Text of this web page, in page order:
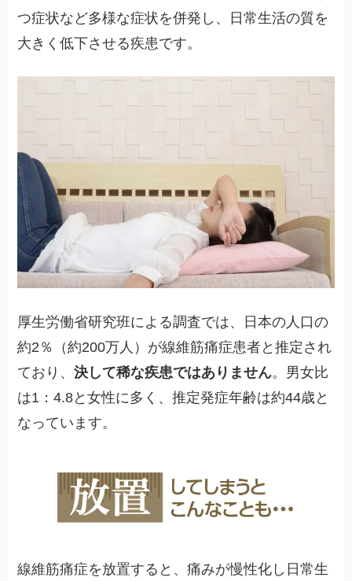
つ症状など多様な症状を併発し、日常生活の質を
大きく低下させる疾患です。
厚生労働省研究班による調査では、日本の人口の
約2％（約200万人）が線維筋痛症患者と推定され
ており、決して稀な疾患ではありません。男女比
は1：4.8と女性に多く、推定発症年齢は約44歳と
なっています。
線維筋痛症を放置すると、痛みが慢性化し日常生